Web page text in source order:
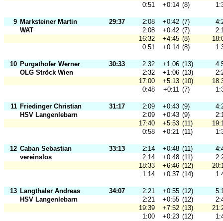
0:51
+0:14 (8)
9 Marksteiner Martin 29:37 2:08 +0:42 (7)
WAT
2:08 +0:42 (7)
16:32
+4:45 (8)
0:51
+0:14 (8)
10 Purgathofer Werner 30:33 2:32 +1:06 (13)
OLG Ströck Wien
2:32 +1:06 (13)
17:00
+5:13 (10)
0:48
+0:11 (7)
11 Friedinger Christian 31:17 2:09 +0:43 (9)
HSV Langenlebarn
2:09 +0:43 (9)
17:40
+5:53 (11)
0:58
+0:21 (11)
12 Caban Sebastian 33:13 2:14 +0:48 (11)
vereinslos
2:14 +0:48 (11)
18:33
+6:46 (12)
1:14
+0:37 (14)
13 Langthaler Andreas 34:07 2:21 +0:55 (12)
HSV Langenlebarn
2:21 +0:55 (12)
19:39
+7:52 (13)
1:00
+0:23 (12)